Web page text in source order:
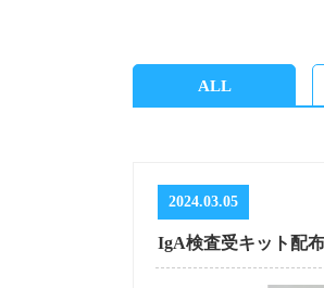
ALL
2024.03.05
IgA検査受キット配布